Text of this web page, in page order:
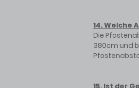
14. Welche
Die
380cm und
15. Ist der